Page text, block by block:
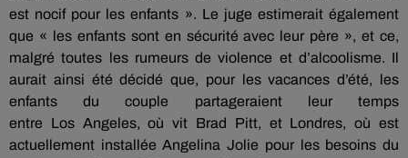
est nocif pour les enfants ». Le juge estimerait également
que « les enfants sont en sécurité avec leur père », et ce,
malgré toutes les rumeurs de violence et d’alcoolisme. Il
aurait ainsi été décidé que, pour les vacances d’été, les
enfants du couple partageraient leur temps
entre
Los Angeles, où vit Brad Pitt, et Londres, où est
actuellement installée Angelina Jolie pour les besoins du